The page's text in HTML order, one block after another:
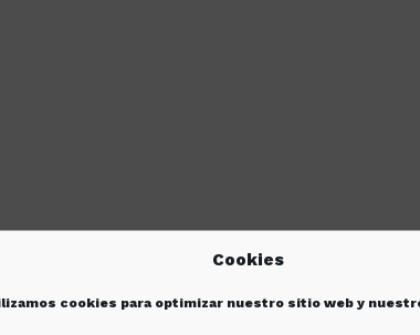
Cookies
cookies para optimizar nuestro sitio web y